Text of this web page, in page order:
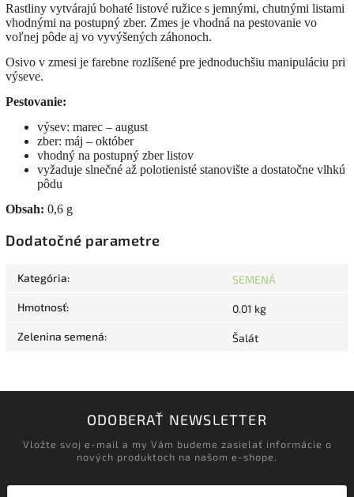
Rastliny vytvárajú bohaté listové ružice s jemnými, chutnými listami
vhodnými na postupný zber. Zmes je vhodná na pestovanie vo
voľnej pôde aj vo vyvýšených záhonoch.
Osivo v zmesi je farebne rozlíšené pre jednoduchšiu manipuláciu pri
výseve.
Pestovanie:
výsev: marec – august
zber: máj – október
vhodný na postupný zber listov
vyžaduje slnečné až polotienisté stanovište a dostatočne vlhkú
pôdu
Obsah: 0,6 g
Dodatočné parametre
Kategória: SEMENÁ
Hmotnosť: 0.01 kg
Zelenina semená: Šalát
ODOBERAŤ NEWSLETTER
Vložte svoj e-mail a my Vám budeme zasielať informácie o
nových produktoch na našom e-shope.